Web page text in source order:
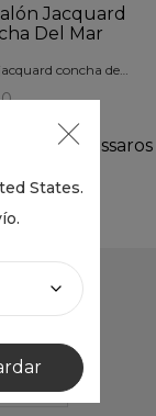
States.
concha del
dos passaros